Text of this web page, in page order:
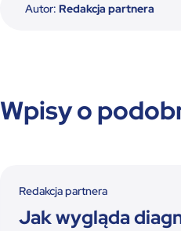
Autor: Redakcja partnera
Wpisy o
Redakcja partnera
Jak wygląda